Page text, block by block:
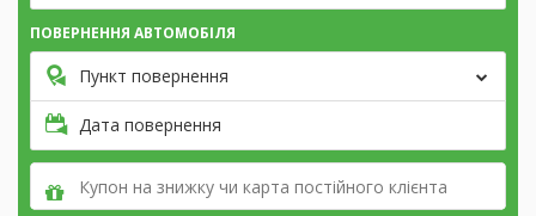
ПОВЕРНЕННЯ АВТОМОБІЛЯ
Пункт повернення
Дата повернення